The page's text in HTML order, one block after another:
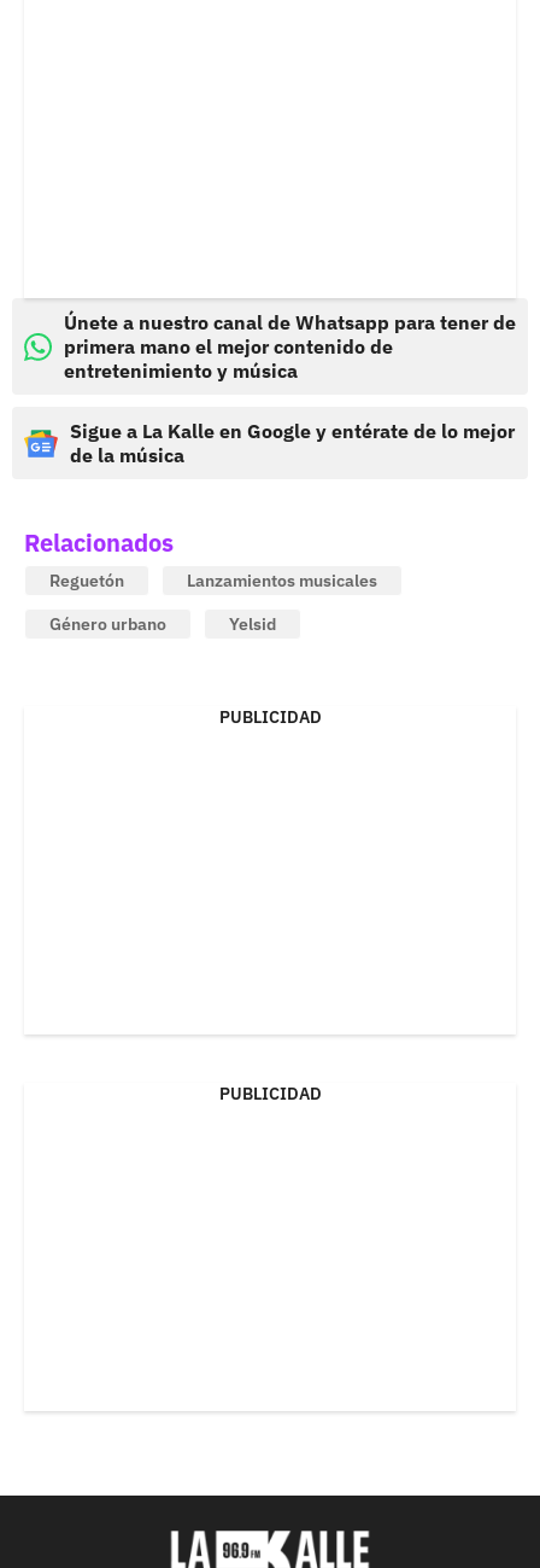
Únete a nuestro canal de Whatsapp para tener de
primera mano el mejor contenido de
entretenimiento y música
Sigue a La Kalle en Google y entérate de lo mejor
de la música
Relacionados
Reguetón
Lanzamientos musicales
Género urbano
Yelsid
PUBLICIDAD
PUBLICIDAD